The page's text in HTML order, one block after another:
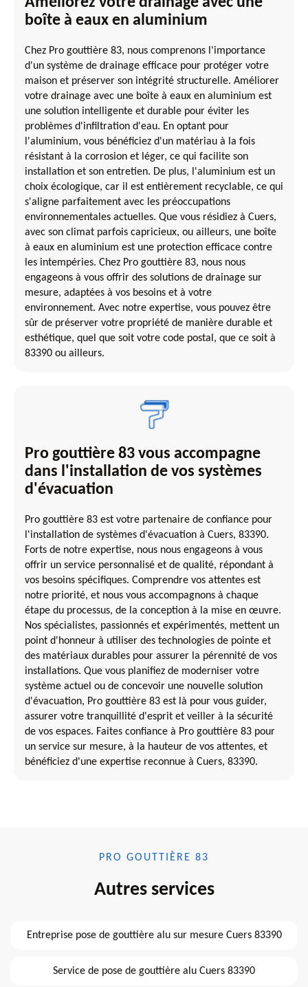
boîte à eaux en aluminium
Chez Pro gouttière 83, nous comprenons l'importance
d'un système de drainage efficace pour protéger votre
maison et préserver son intégrité structurelle. Améliorer
votre drainage avec une boîte à eaux en aluminium est
une solution intelligente et durable pour éviter les
problèmes d'infiltration d'eau. En optant pour
l'aluminium, vous bénéficiez d'un matériau à la fois
résistant à la corrosion et léger, ce qui facilite son
installation et son entretien. De plus, l'aluminium est un
choix écologique, car il est entièrement recyclable, ce qui
s'aligne parfaitement avec les préoccupations
environnementales actuelles. Que vous résidiez à Cuers,
avec son climat parfois capricieux, ou ailleurs, une boîte
à eaux en aluminium est une protection efficace contre
les intempéries. Chez Pro gouttière 83, nous nous
engageons à vous offrir des solutions de drainage sur
mesure, adaptées à vos besoins et à votre
environnement. Avec notre expertise, vous pouvez être
sûr de préserver votre propriété de manière durable et
esthétique, quel que soit votre code postal, que ce soit à
83390 ou ailleurs.
Pro gouttière 83 vous accompagne
dans l'installation de vos systèmes
d'évacuation
Pro gouttière 83 est votre partenaire de confiance pour
l'installation de systèmes d'évacuation à Cuers, 83390.
Forts de notre expertise, nous nous engageons à vous
offrir un service personnalisé et de qualité, répondant à
vos besoins spécifiques. Comprendre vos attentes est
notre priorité, et nous vous accompagnons à chaque
étape du processus, de la conception à la mise en œuvre.
Nos spécialistes, passionnés et expérimentés, mettent un
point d'honneur à utiliser des technologies de pointe et
des matériaux durables pour assurer la pérennité de vos
installations. Que vous planifiez de moderniser votre
système actuel ou de concevoir une nouvelle solution
d'évacuation, Pro gouttière 83 est là pour vous guider,
assurer votre tranquillité d'esprit et veiller à la sécurité
de vos espaces. Faites confiance à Pro gouttière 83 pour
un service sur mesure, à la hauteur de vos attentes, et
bénéficiez d'une expertise reconnue à Cuers, 83390.
PRO GOUTTIÈRE 83
Autres services
Entreprise pose de gouttière alu sur mesure Cuers 83390
Service de pose de gouttière alu Cuers 83390